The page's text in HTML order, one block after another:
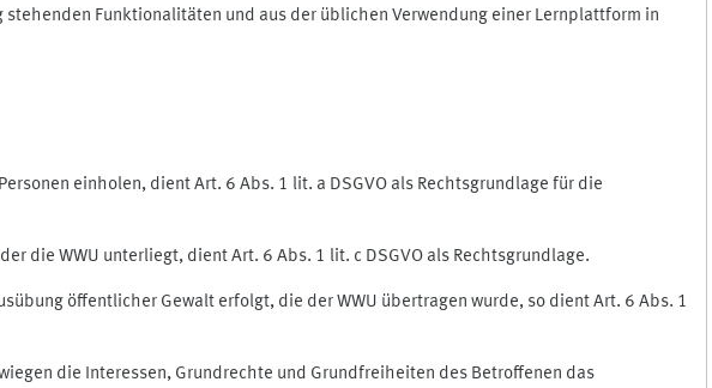
Funktionalitäten und aus der üblichen Verwendung einer Lernplattform in
einholen, dient Art. 6 Abs. 1 lit. a DSGVO als Rechtsgrundlage für die
die WWU unterliegt, dient Art. 6 Abs. 1 lit. c DSGVO als Rechtsgrundlage.
öffentlicher Gewalt erfolgt, die der WWU übertragen wurde, so dient Art. 6 Abs. 1
die Interessen, Grundrechte und Grundfreiheiten des Betroffenen das